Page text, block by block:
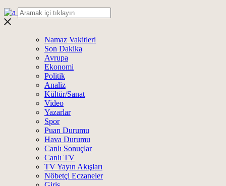
Namaz Vakitleri
Son Dakika
Avrupa
Ekonomi
Politik
Analiz
Kültür/Sanat
Video
Yazarlar
Spor
Puan Durumu
Hava Durumu
Canlı Sonuçlar
Canlı TV
TV Yayın Akışları
Nöbetçi Eczaneler